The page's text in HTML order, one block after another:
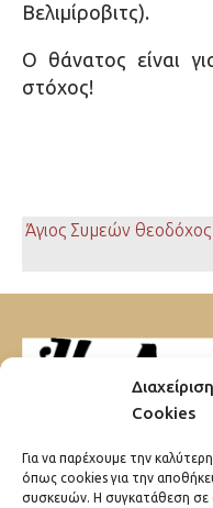
Cookies
Για να παρέχουμε την
όπως cookies για την
συσκευών. Η συγκατάθεση σε
Βελιμίροβιτς).
Ο θάνατος είναι
στόχος!
Άγιος Συμεών θεοδόχος